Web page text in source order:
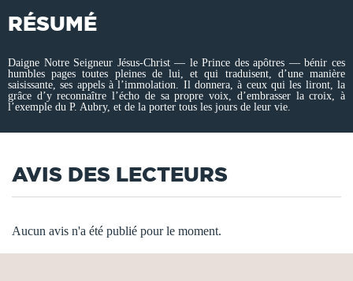
RÉSUMÉ
Daigne Notre Seigneur Jésus-Christ — le Prince des apôtres — bénir ces
humbles pages toutes pleines de lui, et qui traduisent, d’une manière
saisissante, ses appels à l’immolation. Il donnera, à ceux qui les liront, la
grâce d’y reconnaître l’écho de sa propre voix, d’embrasser la croix, à
l’exemple du P. Aubry, et de la porter tous les jours de leur vie.
AVIS DES LECTEURS
Aucun avis n'a été publié pour le moment.